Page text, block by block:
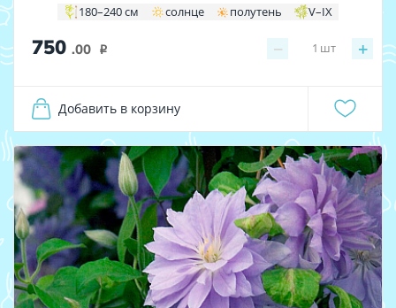
180–240 см солнце полутень V–IX
750 .00 i − +
1 шт
Добавить в корзину